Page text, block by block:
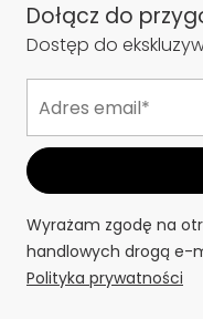
Dołącz do
Dostęp do
Wyrażam zgodę na
handlowych drogą e-
Polityka prywatności